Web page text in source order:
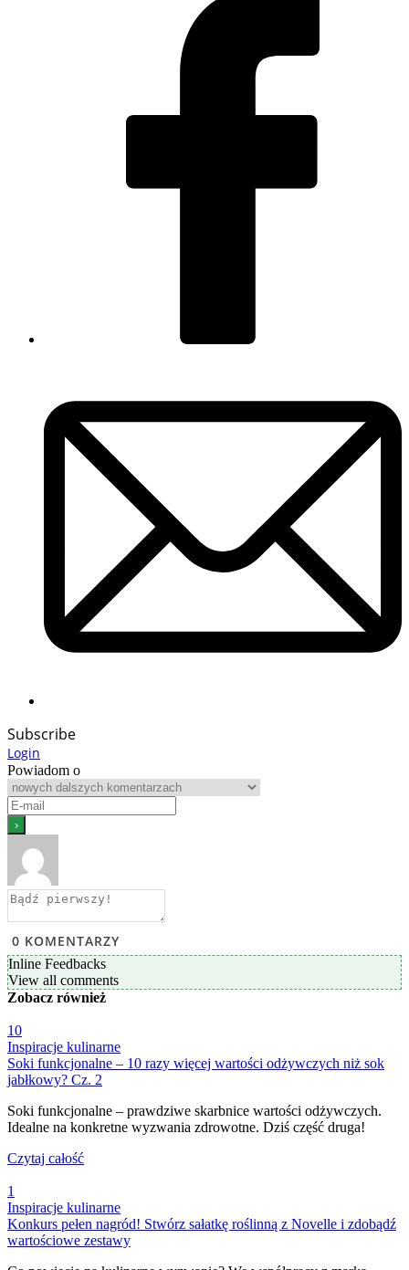
Subscribe
Login
Powiadom o
0 KOMENTARZY
Inline Feedbacks
View all comments
Zobacz również
10
Inspiracje kulinarne
Soki funkcjonalne – 10 razy więcej wartości odżywczych niż sok
jabłkowy? Cz. 2
Soki funkcjonalne – prawdziwe skarbnice wartości odżywczych.
Idealne na konkretne wyzwania zdrowotne. Dziś część druga!
Czytaj całość
1
Inspiracje kulinarne
Konkurs pełen nagród! Stwórz sałatkę roślinną z Novelle i zdobądź
wartościowe zestawy